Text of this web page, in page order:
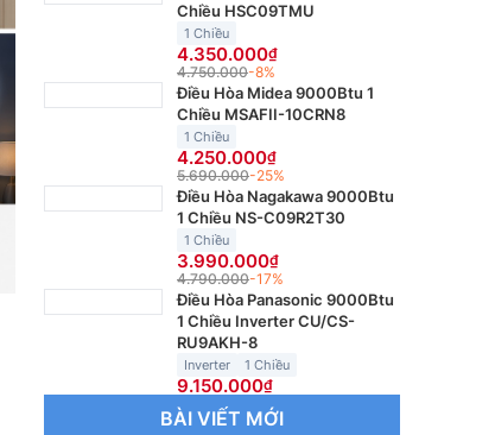
Chiều HSC09TMU
1 Chiều
4.350.000
4.750.000-8%
Điều Hòa Midea 9000Btu 1
Chiều MSAFII-10CRN8
1 Chiều
4.250.000
5.690.000-25%
Điều Hòa Nagakawa 9000Btu
1 Chiều NS-C09R2T30
1 Chiều
3.990.000
4.790.000-17%
Điều Hòa Panasonic 9000Btu
1 Chiều Inverter CU/CS-
RU9AKH-8
Inverter 1 Chiều
9.150.000
BÀI VIẾT MỚI